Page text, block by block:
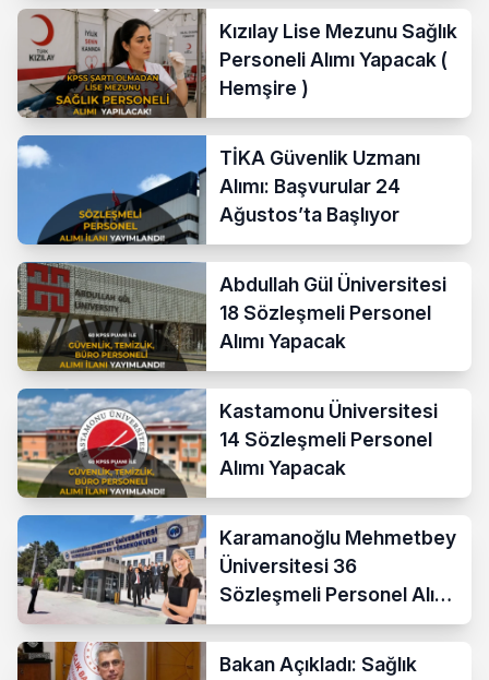
Kızılay Lise Mezunu Sağlık
Personeli Alımı Yapacak (
Hemşire )
TİKA Güvenlik Uzmanı
Alımı: Başvurular 24
Ağustos’ta Başlıyor
Abdullah Gül Üniversitesi
18 Sözleşmeli Personel
Alımı Yapacak
Kastamonu Üniversitesi
14 Sözleşmeli Personel
Alımı Yapacak
Karamanoğlu Mehmetbey
Üniversitesi 36
Sözleşmeli Personel Alımı
Yapacak
Bakan Açıkladı: Sağlık